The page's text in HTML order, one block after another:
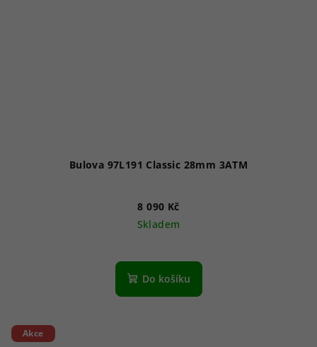
Bulova 97L191 Classic 28mm 3ATM
8 090 Kč
Skladem
Do košíku
Akce